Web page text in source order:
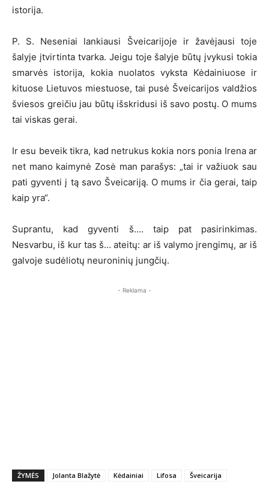
istorija.
P. S. Neseniai lankiausi Šveicarijoje ir žavėjausi toje
šalyje įtvirtinta tvarka. Jeigu toje šalyje būtų įvykusi tokia
smarvės istorija, kokia nuolatos vyksta Kėdainiuose ir
kituose Lietuvos miestuose, tai pusė Šveicarijos valdžios
šviesos greičiu jau būtų išskridusi iš savo postų. O mums
tai viskas gerai.
Ir esu beveik tikra, kad netrukus kokia nors ponia Irena ar
net mano kaimynė Zosė man parašys: „tai ir važiuok sau
pati gyventi į tą savo Šveicariją. O mums ir čia gerai, taip
kaip yra“.
Suprantu, kad gyventi š…. taip pat pasirinkimas.
Nesvarbu, iš kur tas š… ateitų: ar iš valymo įrengimų, ar iš
galvoje sudėliotų neuroninių jungčių.
- Reklama -
ŽYMĖS Jolanta Blažytė Kėdainiai Lifosa Šveicarija